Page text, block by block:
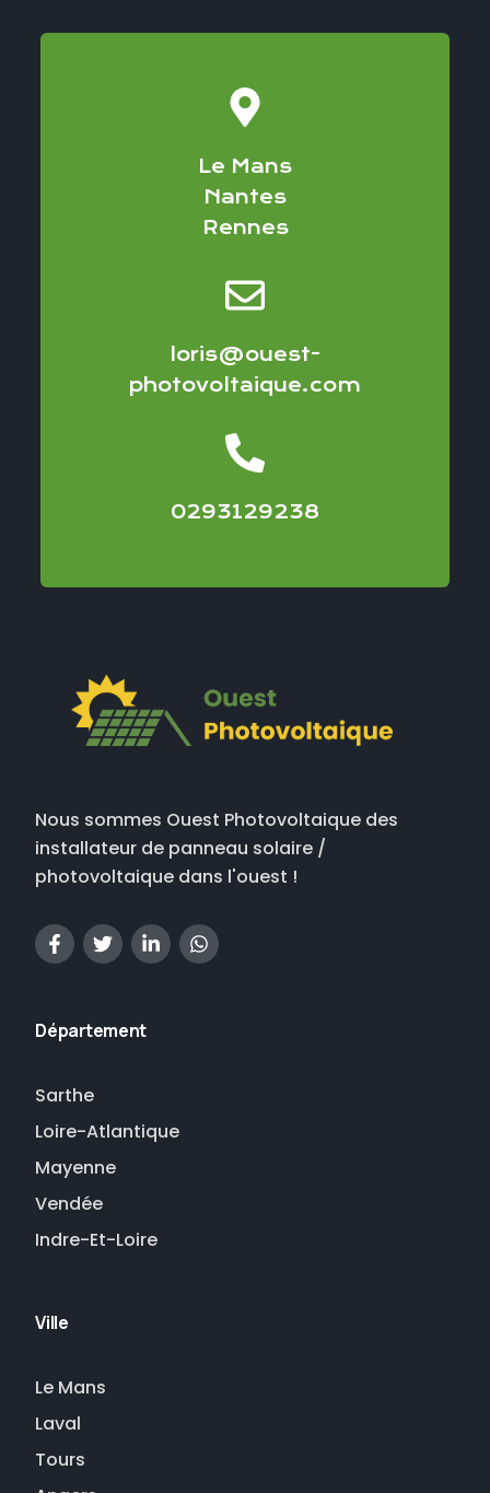
Le Mans
Nantes
Rennes
loris@ouest-
photovoltaique.com
0293129238
Nous sommes Ouest Photovoltaique des
installateur de panneau solaire /
photovoltaique dans l'ouest !
Département
Sarthe
Loire-Atlantique
Mayenne
Vendée
Indre-Et-Loire
Ville
Le Mans
Laval
Tours